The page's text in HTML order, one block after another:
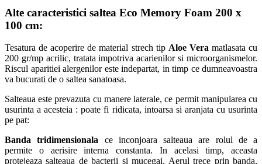
Alte caracteristici saltea Eco Memory Foam 200 x
100 cm:
Tesatura de acoperire de material strech tip Aloe Veramatlasata cu
200 gr/mp acrilic, tratata impotriva acarienilor si microorganismelor.
Riscul aparitiei alergenilor este indepartat, in timp ce dumneavoastra
va bucurati de o saltea sanatoasa.
Salteaua este prevazuta cu manere laterale, ce permit manipularea cu
usurinta a acesteia : poate fi ridicata, intoarsa si aranjata cu usurinta
pe pat:
Banda tridimensionala ce inconjoara salteaua are rolul de a
permite o aerisire interna constanta. In acelasi timp, aceasta
protejeaza salteaua de bacterii si mucegai. Aerul trece prin banda,